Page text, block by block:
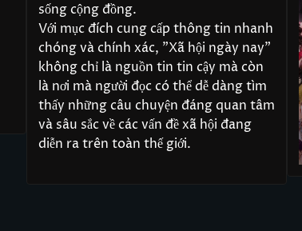
sống cộng đồng.
Với mục đích cung cấp thông tin nhanh
chóng và chính xác, "Xã hội ngày nay"
không chỉ là nguồn tin tin cậy mà còn
là nơi mà người đọc có thể dễ dàng tìm
thấy những câu chuyện đáng quan tâm
và sâu sắc về các vấn đề xã hội đang
diễn ra trên toàn thế giới.
GIẢI TRÍ HOẠT ĐỘNG
THƯƠNG HIỆU
TIN TỨC
TUI BLUE Tuy Hòa đồng hành
cùng Hoa hậu Doanh nhân
Hương sắc Việt Nam 2026 với
vai trò Nhà tài trợ lưu trú
admin 29 Tháng 7, 2026